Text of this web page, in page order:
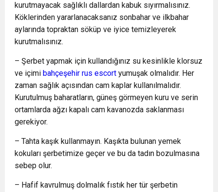
kurutmayacak sağlıklı dallardan kabuk sıyırmalısınız.
Köklerinden yararlanacaksanız sonbahar ve ilkbahar
aylarında topraktan söküp ve iyice temizleyerek
kurutmalısınız.
– Şerbet yapmak için kullandığınız su kesinlikle klorsuz
ve içimi bahçeşehir rus escort yumuşak olmalıdır. Her
zaman sağlık açısından cam kaplar kullanılmalıdır.
Kurutulmuş baharatların, güneş görmeyen kuru ve serin
ortamlarda ağzı kapalı cam kavanozda saklanması
gerekiyor.
– Tahta kaşık kullanmayın. Kaşıkta bulunan yemek
kokuları şerbetimize geçer ve bu da tadın bozulmasına
sebep olur.
– Hafif kavrulmuş dolmalık fıstık her tür şerbetin